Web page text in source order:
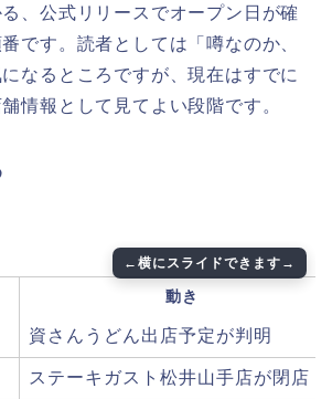
、公式リリースでオープン日が確
です。読者としては「噂なのか、
なるところですが、現在はすでに
情報として見てよい段階です。
動き
資さんうどん出店予定が判明
ステーキガスト松井山手店が閉店